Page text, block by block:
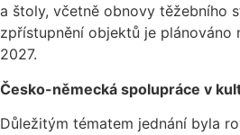
a štoly, včetně obnovy těžebního
zpřístupnění objektů je plánováno
2027.
Česko-německá spolupráce v
Důležitým tématem jednání byla